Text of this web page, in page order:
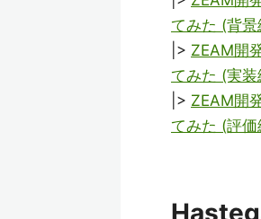
てみた (背景
|> ZEAM開
てみた (実装
|> ZEAM開
てみた (評価